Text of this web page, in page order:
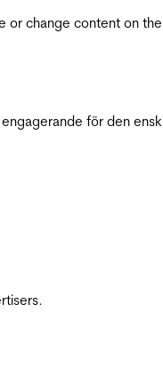
or change content on
för den